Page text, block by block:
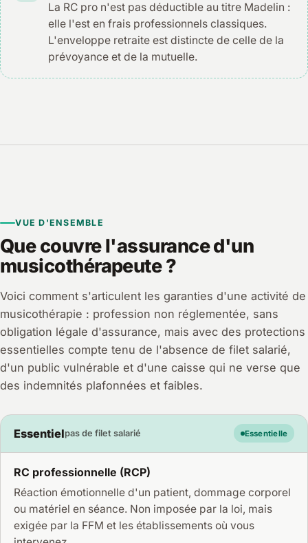
La RC pro n'est pas déductible au titre Madelin :
elle l'est en frais professionnels classiques.
L'enveloppe retraite est distincte de celle de la
prévoyance et de la mutuelle.
VUE D'ENSEMBLE
Que couvre l'assurance d'un
musicothérapeute ?
Voici comment s'articulent les garanties d'une activité de
musicothérapie : profession non réglementée, sans
obligation légale d'assurance, mais avec des protections
essentielles compte tenu de l'absence de filet salarié,
d'un public vulnérable et d'une caisse qui ne verse que
des indemnités plafonnées et faibles.
Essentielpas de filet salarié Essentielle
RC professionnelle (RCP)
Réaction émotionnelle d'un patient, dommage corporel
ou matériel en séance. Non imposée par la loi, mais
exigée par la FFM et les établissements où vous